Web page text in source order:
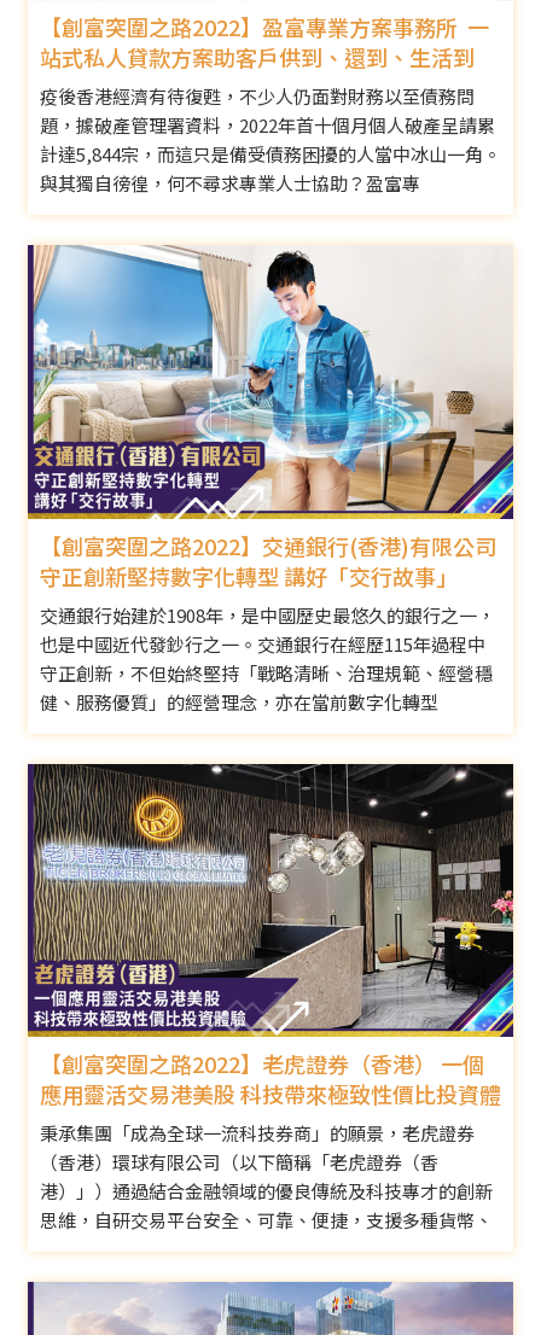
【創富突圍之路2022】盈富專業方案事務所 一
站式私人貸款方案助客戶供到、還到、生活到
疫後香港經濟有待復甦，不少人仍面對財務以至債務問
題，據破產管理署資料，2022年首十個月個人破產呈請累
計達5,844宗，而這只是備受債務困擾的人當中冰山一角。
與其獨自徬徨，何不尋求專業人士協助？盈富專
【創富突圍之路2022】交通銀行(香港)有限公司
守正創新堅持數字化轉型 講好「交行故事」
交通銀行始建於1908年，是中國歷史最悠久的銀行之一，
也是中國近代發鈔行之一。交通銀行在經歷115年過程中
守正創新，不但始終堅持「戰略清晰、治理規範、經營穩
健、服務優質」的經營理念，亦在當前數字化轉型
【創富突圍之路2022】老虎證券（香港） 一個
應用靈活交易港美股 科技帶來極致性價比投資體
驗
秉承集團「成為全球一流科技券商」的願景，老虎證券
（香港）環球有限公司（以下簡稱「老虎證券（香
港）」）通過結合金融領域的優良傳統及科技專才的創新
思維，自研交易平台安全、可靠、便捷，支援多種貨幣、
多種市場